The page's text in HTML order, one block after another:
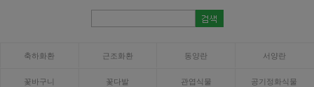
축하화환 근조화환 동양란 서양란
꽃바구니 꽃다발 관엽식물 공기정화식물